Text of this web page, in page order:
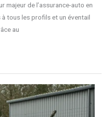
majeur de l’assurance-auto en
tous les profils et un éventail
au